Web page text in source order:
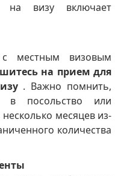
на визу включает
местным визовым
на прием для
. Важно помнить,
посольство или
месяцев из-
количества